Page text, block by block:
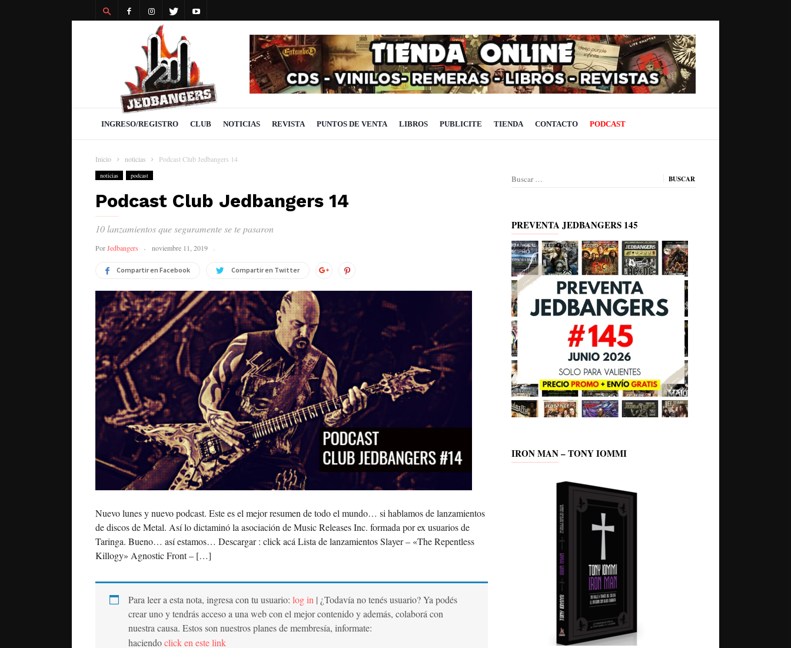
INGRESO/REGISTRO CLUB NOTICIAS REVISTA PUNTOS DE VENTA LIBROS PUBLICITE TIENDA CONTACTO PODCAST
Inicio noticias Podcast Club Jedbangers 14
noticias podcast
Podcast Club Jedbangers 14
10 lanzamientos que seguramente se te pasaron
PorJedbangers noviembre 11, 2019
Compartir en Facebook Compartir en Twitter
Nuevo lunes y nuevo podcast. Este es el mejor resumen de todo el mundo… si hablamos de lanzamientos
de discos de Metal. Así lo dictaminó la asociación de Music Releases Inc. formada por ex usuarios de
Taringa. Bueno… así estamos… Descargar : click acá Lista de lanzamientos Slayer – «The Repentless
Killogy» Agnostic Front – […]
Para leer a esta nota, ingresa con tu usuario: log in | ¿Todavía no tenés usuario? Ya podés
crear uno y tendrás acceso a una web con el mejor contenido y además, colaborá con
nuestra causa. Estos son nuestros planes de membresía, informate:
haciendoclick en este link
Buscar:
PREVENTA JEDBANGERS 145
IRON MAN – TONY IOMMI